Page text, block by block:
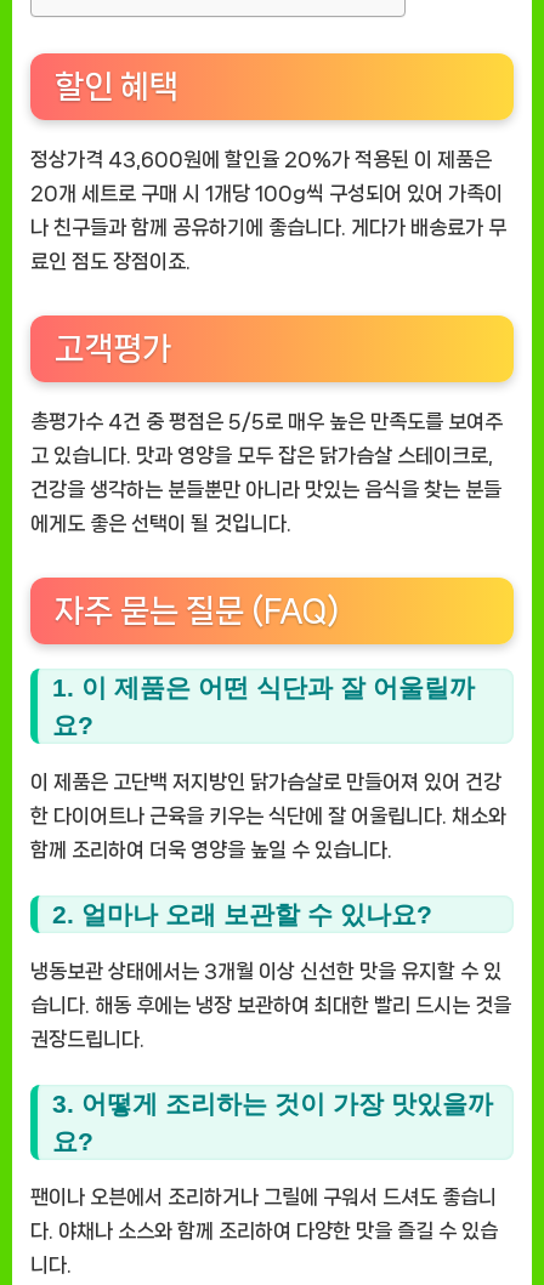
할인 혜택
정상가격 43,600원에 할인율 20%가 적용된 이 제품은
20개 세트로 구매 시 1개당 100g씩 구성되어 있어 가족이
나 친구들과 함께 공유하기에 좋습니다. 게다가 배송료가 무
료인 점도 장점이죠.
고객평가
총평가수 4건 중 평점은 5/5로 매우 높은 만족도를 보여주
고 있습니다. 맛과 영양을 모두 잡은 닭가슴살 스테이크로,
건강을 생각하는 분들뿐만 아니라 맛있는 음식을 찾는 분들
에게도 좋은 선택이 될 것입니다.
자주 묻는 질문 (FAQ)
1. 이 제품은 어떤 식단과 잘 어울릴까
요?
이 제품은 고단백 저지방인 닭가슴살로 만들어져 있어 건강
한 다이어트나 근육을 키우는 식단에 잘 어울립니다. 채소와
함께 조리하여 더욱 영양을 높일 수 있습니다.
2. 얼마나 오래 보관할 수 있나요?
냉동보관 상태에서는 3개월 이상 신선한 맛을 유지할 수 있
습니다. 해동 후에는 냉장 보관하여 최대한 빨리 드시는 것을
권장드립니다.
3. 어떻게 조리하는 것이 가장 맛있을까
요?
팬이나 오븐에서 조리하거나 그릴에 구워서 드셔도 좋습니
다. 야채나 소스와 함께 조리하여 다양한 맛을 즐길 수 있습
니다.